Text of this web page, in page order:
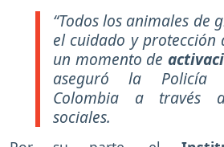
“Todos los animales de
el cuidado y protección
un momento de
aseguró la Policía
Colombia a través
sociales.